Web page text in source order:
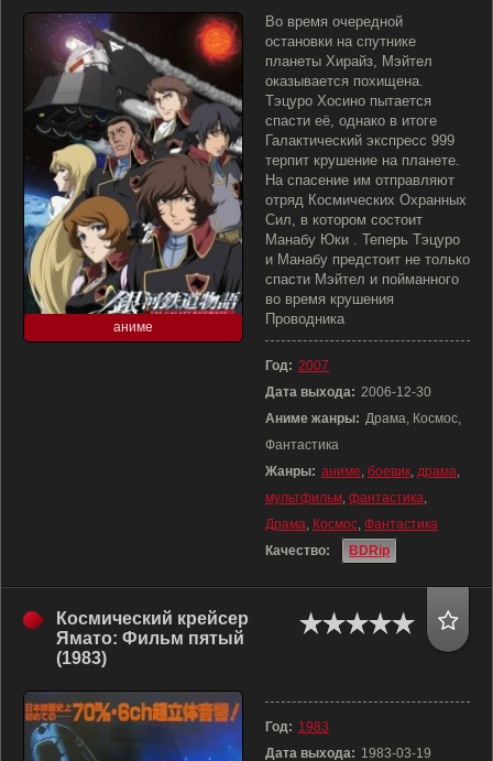
аниме
Во время очередной
остановки на спутнике
планеты Хирайз, Мэйтел
оказывается похищена.
Тэцуро Хосино пытается
спасти её, однако в итоге
Галактический экспресс 999
терпит крушение на планете.
На спасение им отправляют
отряд Космических Охранных
Сил, в котором состоит
Манабу Юки . Теперь Тэцуро
и Манабу предстоит не только
спасти Мэйтел и пойманного
во время крушения
Проводника
Год: 2007
Дата выхода: 2006-12-30
Аниме жанры: Драма, Космос,
Фантастика
Жанры: аниме, боевик, драма,
мультфильм, фантастика,
Драма, Космос, Фантастика
Качество:
BDRip
Космический крейсер
Ямато: Фильм пятый
(1983)
Год: 1983
Дата выхода: 1983-03-19